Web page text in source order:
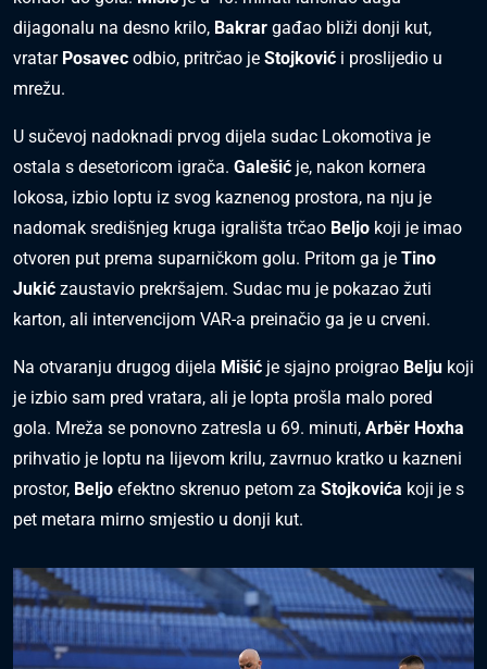
dijagonalu na desno krilo, Bakrar gađao bliži donji kut,
vratar Posavec odbio, pritrčao je Stojković i proslijedio u
mrežu.
U sučevoj nadoknadi prvog dijela sudac Lokomotiva je
ostala s desetoricom igrača. Galešić je, nakon kornera
lokosa, izbio loptu iz svog kaznenog prostora, na nju je
nadomak središnjeg kruga igrališta trčao Beljo koji je imao
otvoren put prema suparničkom golu. Pritom ga je Tino
Jukić zaustavio prekršajem. Sudac mu je pokazao žuti
karton, ali intervencijom VAR-a preinačio ga je u crveni.
Na otvaranju drugog dijela Mišić je sjajno proigrao Belju koji
je izbio sam pred vratara, ali je lopta prošla malo pored
gola. Mreža se ponovno zatresla u 69. minuti, Arbër Hoxha
prihvatio je loptu na lijevom krilu, zavrnuo kratko u kazneni
prostor, Beljo efektno skrenuo petom za Stojkovića koji je s
pet metara mirno smjestio u donji kut.